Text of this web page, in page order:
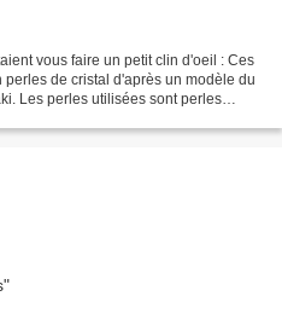
vous faire un petit clin d'oeil : Ces
de cristal d'après un modèle du
Les perles utilisées sont perles